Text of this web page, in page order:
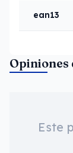
ean13
Este